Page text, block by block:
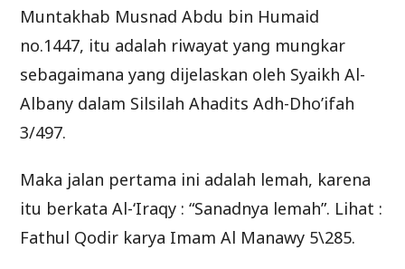
Muntakhab Musnad Abdu bin Humaid
no.1447, itu adalah riwayat yang mungkar
sebagaimana yang dijelaskan oleh Syaikh Al-
Albany dalam Silsilah Ahadits Adh-Dho’ifah
3/497.
Maka jalan pertama ini adalah lemah, karena
itu berkata Al-‘Iraqy : “Sanadnya lemah”. Lihat :
Fathul Qodir karya Imam Al Manawy 5\285.